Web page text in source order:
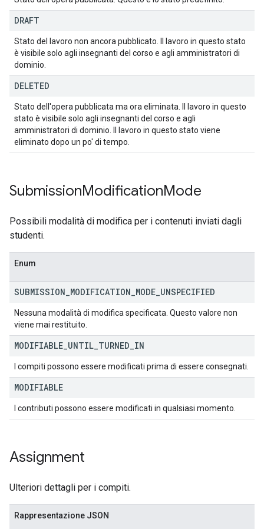
DRAFT
Stato del lavoro non ancora pubblicato. Il lavoro in questo stato
è visibile solo agli insegnanti del corso e agli amministratori di
dominio.
DELETED
Stato dell'opera pubblicata ma ora eliminata. Il lavoro in questo
stato è visibile solo agli insegnanti del corso e agli
amministratori di dominio. Il lavoro in questo stato viene
eliminato dopo un po' di tempo.
SubmissionModificationMode
Possibili modalità di modifica per i contenuti inviati dagli
studenti.
Enum
SUBMISSION MODIFICATION MODE UNSPECIFIED
Nessuna modalità di modifica specificata. Questo valore non
viene mai restituito.
MODIFIABLE UNTIL TURNED IN
I compiti possono essere modificati prima di essere consegnati.
MODIFIABLE
I contributi possono essere modificati in qualsiasi momento.
Assignment
Ulteriori dettagli per i compiti.
Rappresentazione JSON